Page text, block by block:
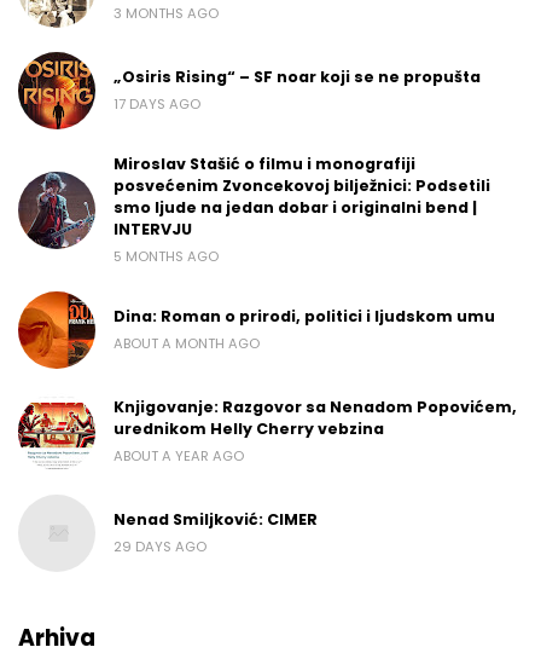
3 MONTHS AGO
„Osiris Rising“ – SF noar koji se ne propušta
17 DAYS AGO
Miroslav Stašić o filmu i monografiji
posvećenim Zvoncekovoj bilježnici: Podsetili
smo ljude na jedan dobar i originalni bend |
INTERVJU
5 MONTHS AGO
Dina: Roman o prirodi, politici i ljudskom umu
ABOUT A MONTH AGO
Knjigovanje: Razgovor sa Nenadom Popovićem,
urednikom Helly Cherry vebzina
ABOUT A YEAR AGO
Nenad Smiljković: CIMER
29 DAYS AGO
Arhiva